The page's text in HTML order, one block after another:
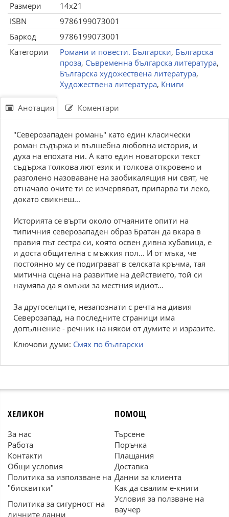
Размери
14x21
ISBN
9786199073001
Баркод
9786199073001
Категории
Романи и повести. Български, Българска
проза, Съвременна българска литература,
Българска художествена литература,
Художествена литература, Книги
Анотация Коментари
"Северозападен романь" като един класически
роман съдържа и вълшебна любовна история, и
духа на епохата ни. А като един новаторски текст
съдържа толкова лют език и толкова откровено и
разголено назоваване на заобикалящия ни свят, че
отначало очите ти се изчервяват, припарва ти леко,
докато свикнеш...
Историята се върти около отчаяните опити на
типичния северозападен образ Братан да вкара в
правия път сестра си, която освен дивна хубавица, е
и доста общителна с мъжкия пол... И от мъка, че
постоянно му се подиграват в селската кръчма, тая
митична сцена на развитие на действието, той си
наумява да я омъжи за местния идиот...
За другоселците, незапознати с речта на дивия
Северозапад, на последните страници има
допълнение - речник на някои от думите и изразите.
Ключови думи: Смях по български
ХЕЛИКОН
За нас
Работа
Контакти
Общи условия
Политика за използване на
"бисквитки"
Политика за сигурност на
личните данни
ПОМОЩ
Търсене
Поръчка
Плащания
Доставка
Данни за клиента
Как да свалим е-книги
Условия за ползване на
ваучер